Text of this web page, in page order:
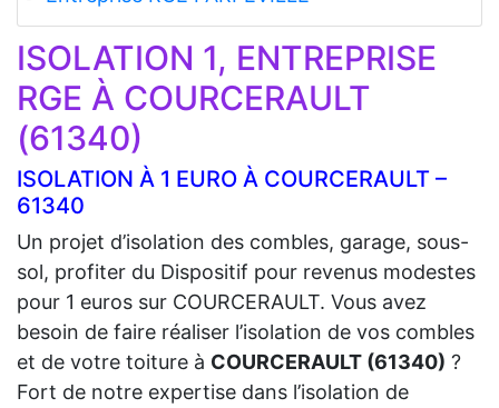
ISOLATION 1, ENTREPRISE
RGE À COURCERAULT
(61340)
ISOLATION À 1 EURO À COURCERAULT –
61340
Un projet d’isolation des combles, garage, sous-
sol, profiter du Dispositif pour revenus modestes
pour 1 euros sur COURCERAULT. Vous avez
besoin de faire réaliser l’isolation de vos combles
et de votre toiture à COURCERAULT (61340) ?
Fort de notre expertise dans l’isolation de